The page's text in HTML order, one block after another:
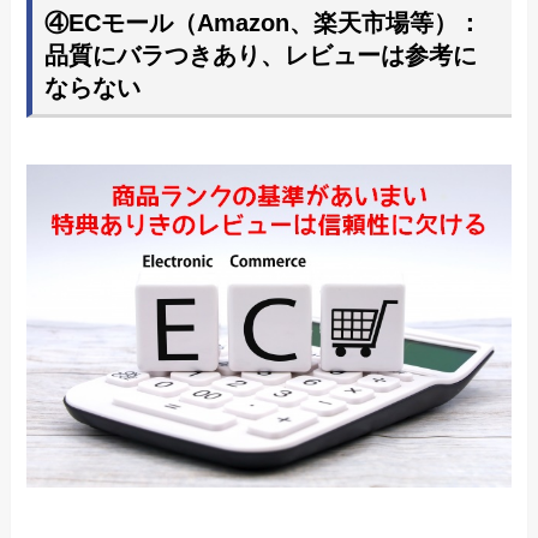
④ECモール（Amazon、楽天市場等）：
品質にバラつきあり、レビューは参考に
ならない